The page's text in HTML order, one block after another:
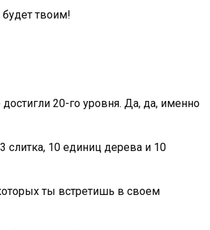
твоим!
20-го уровня. Да, да, именно
слитка, 10 единиц дерева и 10
ты встретишь в своем